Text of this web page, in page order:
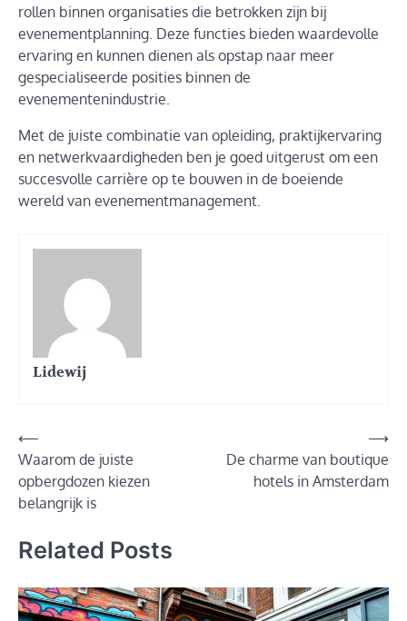
rollen binnen organisaties die betrokken zijn bij
evenementplanning. Deze functies bieden waardevolle
ervaring en kunnen dienen als opstap naar meer
gespecialiseerde posities binnen de
evenementenindustrie.
Met de juiste combinatie van opleiding, praktijkervaring
en netwerkvaardigheden ben je goed uitgerust om een
succesvolle carrière op te bouwen in de boeiende
wereld van evenementmanagement.
Lidewij
Post
navigation
⟵
Waarom de juiste
opbergdozen kiezen
belangrijk is
De charme van boutique
hotels in Amsterdam
⟶
Related Posts